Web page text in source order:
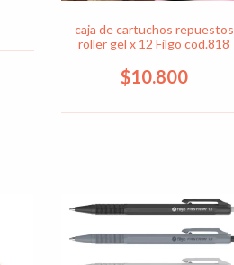
caja de cartuchos repuestos
roller gel x 12 Filgo cod.818
$10.800